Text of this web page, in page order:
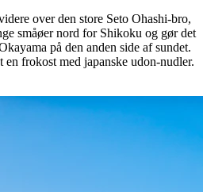
over den store Seto Ohashi-bro,
småøer nord for Shikoku og gør det
på den anden side af sundet.
frokost med japanske udon-nudler.